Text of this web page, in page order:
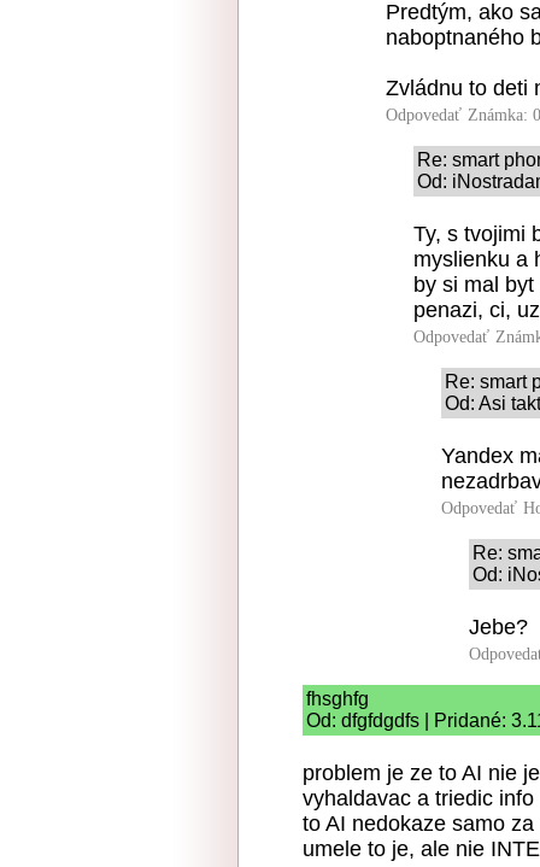
Predtým, ako
naboptnaného
Zvládnu to deti
Odpovedať Známka:
Re: smart
Od:
Ty, s tvojimi
myslienku a
by si mal
penazi, ci,
Odpovedať
Re: smart
Od: Asi
Yandex
Odpovedať
Re:
Od:
Jebe?
fhsghfg
Od: dfgfdgdfs | Pridané:
problem je ze to AI nie
vyhaldavac a triedic
to AI nedokaze samo
umele to je, ale nie